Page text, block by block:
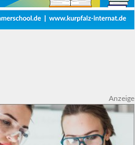
Anzeige